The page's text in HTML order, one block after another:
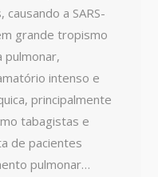
a SARS-
grande tropismo
pulmonar,
intenso e
principalmente
tabagistas e
de pacientes
pulmonar…